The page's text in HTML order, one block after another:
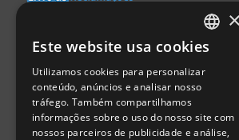
Centro de Arbitragem de Conflitos de
PORTUGUESE
ENGLISH
SPANISH
×
Este website usa cookies
Utilizamos cookies para personalizar
conteúdo, anúncios e analisar nosso
tráfego. Também compartilhamos
informações sobre o uso do nosso site com
nossos parceiros de publicidade e análise,